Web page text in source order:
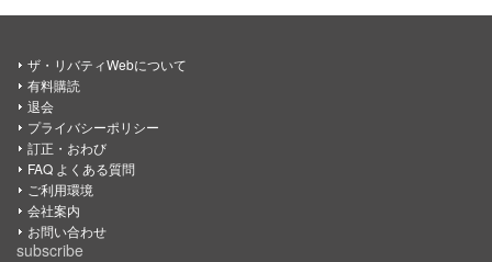
ザ・リバティWebについて
有料購読
退会
プライバシーポリシー
訂正・おわび
FAQ よくある質問
ご利用環境
会社案内
お問い合わせ
subscribe